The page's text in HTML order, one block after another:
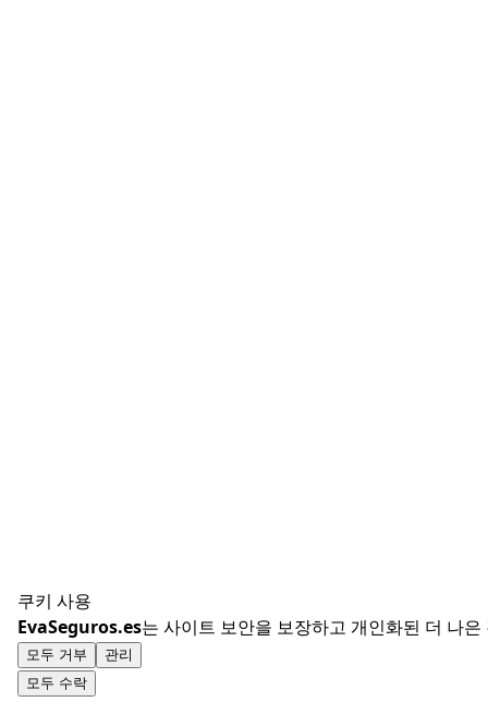
쿠키 사용
EvaSeguros.es는 사이트 보안을 보장하고 개인화된 더 나
모두 거부
관리
모두 수락